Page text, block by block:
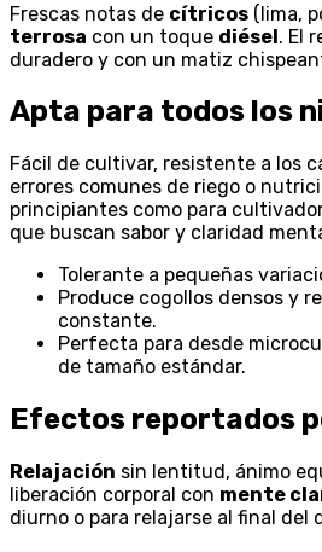
Frescas notas de cítricos (lima,
terrosa con un toque diésel. El
duradero y con un matiz
Apta para todos los
Fácil de cultivar, resistente a los
errores comunes de riego o
principiantes como para
que buscan sabor y claridad
Tolerante a pequeñas
Produce cogollos densos y
constante.
Perfecta para desde
de tamaño estándar.
Efectos reportados
Relajación sin lentitud, ánimo
liberación corporal con mente
diurno o para relajarse al final del